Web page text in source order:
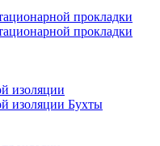
прокладки
прокладки
изоляции
изоляции Бухты